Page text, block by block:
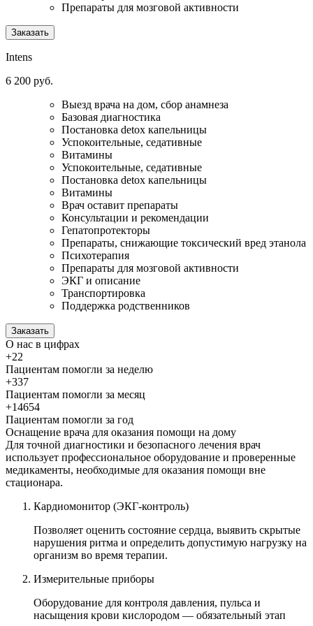
Препараты для мозговой активности
Заказать
Intens
6 200 руб.
Выезд врача на дом, сбор анамнеза
Базовая диагностика
Постановка detox капельницы
Успокоительные, седативные
Витамины
Успокоительные, седативные
Постановка detox капельницы
Витамины
Врач оставит препараты
Консультации и рекомендации
Гепатопротекторы
Препараты, снижающие токсический вред этанола
Психотерапия
Препараты для мозговой активности
ЭКГ и описание
Транспортировка
Поддержка родственников
Заказать
О нас в цифрах
+22
Пациентам помогли за неделю
+337
Пациентам помогли за месяц
+14654
Пациентам помогли за год
Оснащение врача для оказания помощи на дому
Для точной диагностики и безопасного лечения врач
использует профессиональное оборудование и проверенные
медикаменты, необходимые для оказания помощи вне
стационара.
Кардиомонитор (ЭКГ-контроль)
Позволяет оценить состояние сердца, выявить скрытые
нарушения ритма и определить допустимую нагрузку на
организм во время терапии.
Измерительные приборы
Оборудование для контроля давления, пульса и
насыщения крови кислородом — обязательный этап